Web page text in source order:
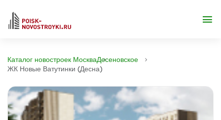
Каталог новостроек МоскваДесеновское
ЖК Новые Ватутинки (Десна)